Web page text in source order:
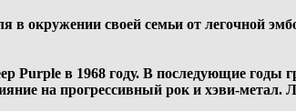
окружении своей семьи от легочной
Purple в 1968 году. В последующие годы
на прогрессивный рок и хэви-